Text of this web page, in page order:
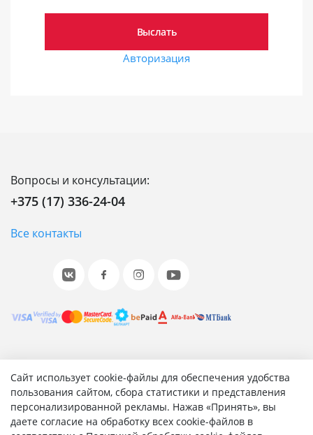
Сайт использует cookie-файлы для обеспечения удобства
пользования сайтом, сбора статистики и представления
персонализированной рекламы. Нажав «Принять», вы
даете согласие на обработку всех cookie-файлов в
Авторизация
Вопросы и консультации:
+375 (17) 336-24-04
Все контакты
© 2001-2026 «Битрикс», «1С-Битрикс». Работает на 1С-
Битрикс: Управление сайтом.
Согласие на обработку персональных данных
Отзыв согласия на обработку персональных данных